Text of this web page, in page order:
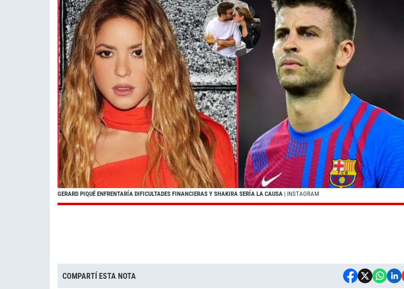
GERARD PIQUÉ ENFRENTARÍA DIFICULTADES FINANCIERAS Y SHAKIRA SERÍA LA CAUSA | INSTAGRAM
COMPARTÍ ESTA NOTA